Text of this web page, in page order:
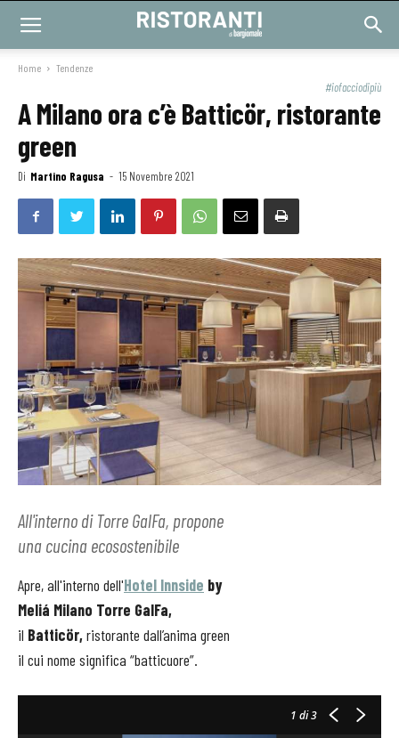
Home Tendenze
#iofacciodipiù
A Milano ora c’è Batticör, ristorante
green
Di Martino Ragusa - 15 Novembre 2021
All'interno di Torre GalFa, propone
una cucina ecosostenibile
Apre, all'interno dell'Hotel Innside by
Meliá Milano Torre GalFa,
il Batticör,ristorante dall’anima green
il cui nome significa “batticuore”.
1 di 3